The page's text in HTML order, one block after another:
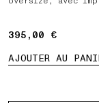
395,00 €
395,00 €
AJOUTER AU